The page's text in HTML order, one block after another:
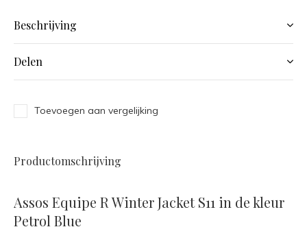
Beschrijving
Delen
Toevoegen aan vergelijking
Productomschrijving
Assos Equipe R Winter Jacket S11 in de kleur
Petrol Blue